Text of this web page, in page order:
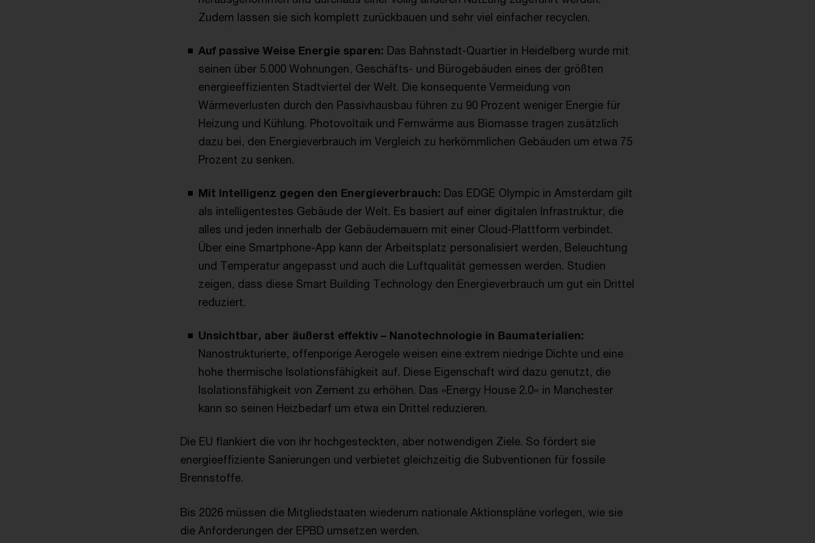
Zudem lassen sie sich komplett zurückbauen und sehr viel einfacher recyclen.
Auf passive Weise Energie sparen: Das Bahnstadt-Quartier in Heidelberg wurde mit
seinen über 5.000 Wohnungen, Geschäfts- und Bürogebäuden eines der größten
energieeffizienten Stadtviertel der Welt. Die konsequente Vermeidung von
Wärmeverlusten durch den Passivhausbau führen zu 90 Prozent weniger Energie für
Heizung und Kühlung. Photovoltaik und Fernwärme aus Biomasse tragen zusätzlich
dazu bei, den Energieverbrauch im Vergleich zu herkömmlichen Gebäuden um etwa 75
Prozent zu senken.
Mit Intelligenz gegen den Energieverbrauch: Das EDGE Olympic in Amsterdam gilt
als intelligentestes Gebäude der Welt. Es basiert auf einer digitalen Infrastruktur, die
alles und jeden innerhalb der Gebäudemauern mit einer Cloud-Plattform verbindet.
Über eine Smartphone-App kann der Arbeitsplatz personalisiert werden, Beleuchtung
und Temperatur angepasst und auch die Luftqualität gemessen werden. Studien
zeigen, dass diese Smart Building Technology den Energieverbrauch um gut ein Drittel
reduziert.
Unsichtbar, aber äußerst effektiv – Nanotechnologie in Baumaterialien:
Nanostrukturierte, offenporige Aerogele weisen eine extrem niedrige Dichte und eine
hohe thermische Isolationsfähigkeit auf. Diese Eigenschaft wird dazu genutzt, die
Isolationsfähigkeit von Zement zu erhöhen. Das »Energy House 2.0« in Manchester
kann so seinen Heizbedarf um etwa ein Drittel reduzieren.
Die EU flankiert die von ihr hochgesteckten, aber notwendigen Ziele. So fördert sie
energieeffiziente Sanierungen und verbietet gleichzeitig die Subventionen für fossile
Brennstoffe.
Bis 2026 müssen die Mitgliedstaaten wiederum nationale Aktionspläne vorlegen, wie sie
die Anforderungen der EPBD umsetzen werden.